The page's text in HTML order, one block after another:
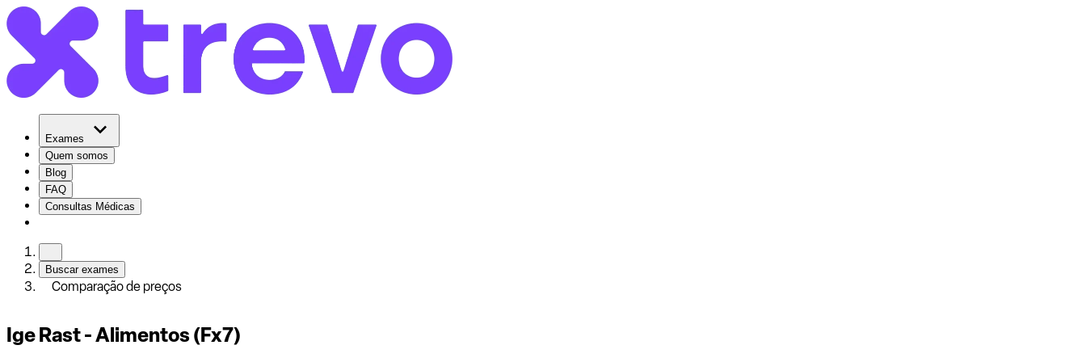
Exames
Quem somos
Blog
FAQ
Consultas Médicas
Buscar exames
Comparação de preços
Ige Rast - Alimentos (Fx7)